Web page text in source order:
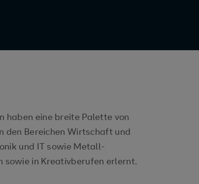
haben eine breite Palette von
den Bereichen Wirtschaft und
und IT sowie Metall-
sowie in Kreativberufen erlernt.